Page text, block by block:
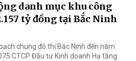
danh mục khu công
tỷ đồng tại Bắc Ninh
chung đô thị Bắc Ninh đến năm
CTCP Đầu tư Kinh doanh Hạ tầng